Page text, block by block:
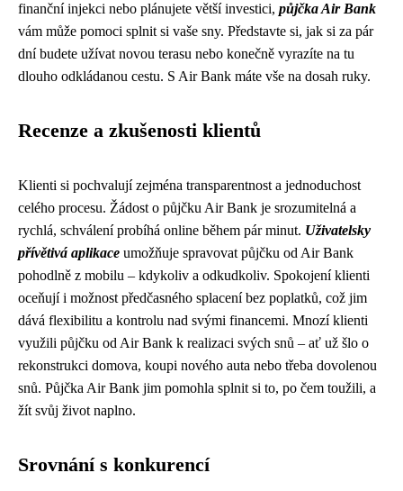
finanční injekci nebo plánujete větší investici, půjčka Air Bank
vám může pomoci splnit si vaše sny. Představte si, jak si za pár
dní budete užívat novou terasu nebo konečně vyrazíte na tu
dlouho odkládanou cestu. S Air Bank máte vše na dosah ruky.
Recenze a zkušenosti klientů
Klienti si pochvalují zejména transparentnost a jednoduchost
celého procesu. Žádost o půjčku Air Bank je srozumitelná a
rychlá, schválení probíhá online během pár minut. Uživatelsky
přívětivá aplikace umožňuje spravovat půjčku od Air Bank
pohodlně z mobilu – kdykoliv a odkudkoliv. Spokojení klienti
oceňují i možnost předčasného splacení bez poplatků, což jim
dává flexibilitu a kontrolu nad svými financemi. Mnozí klienti
využili půjčku od Air Bank k realizaci svých snů – ať už šlo o
rekonstrukci domova, koupi nového auta nebo třeba dovolenou
snů. Půjčka Air Bank jim pomohla splnit si to, po čem toužili, a
žít svůj život naplno.
Srovnání s konkurencí